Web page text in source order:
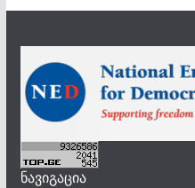
ნავიგაცია